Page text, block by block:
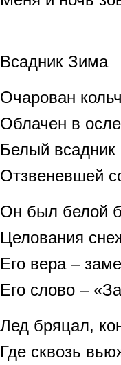
Всадник Зима
Очарован
Облачен в
Белый
Отзвеневшей
Он был белой
Целования
Его вера –
Его слово –
Лед бряцал,
Где сквозь